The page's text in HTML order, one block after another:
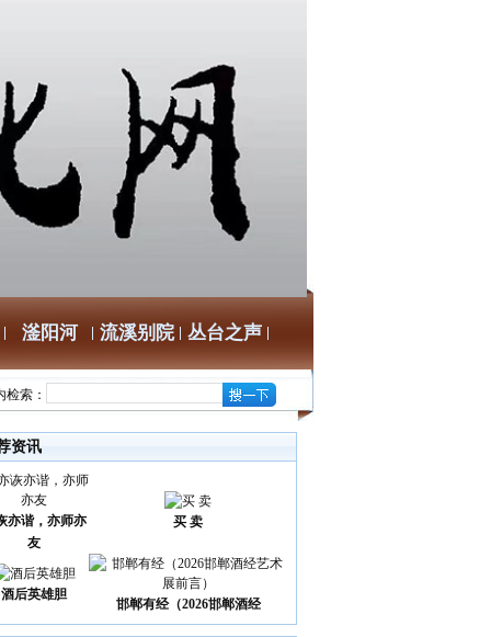
滏阳河 流溪别院 丛台之声
检索：
资讯
亦谐，亦师亦
友
买 卖
酒后英雄胆
邯郸有经（2026邯郸酒经